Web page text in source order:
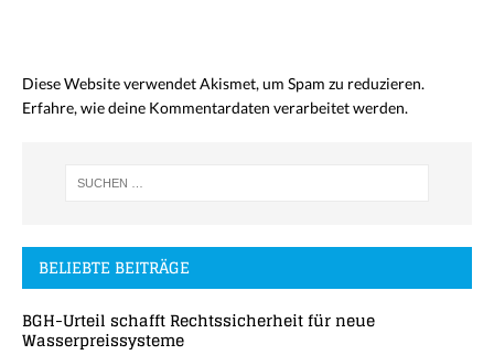
Diese Website verwendet Akismet, um Spam zu reduzieren.
Erfahre, wie deine Kommentardaten verarbeitet werden.
BELIEBTE BEITRÄGE
BGH-Urteil schafft Rechtssicherheit für neue
Wasserpreissysteme